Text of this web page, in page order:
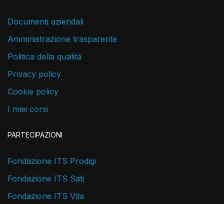
Documenti aziendali
Amministrazione trasparente
Politica della qualità
Privacy policy
Cookie policy
I miei corsi
PARTECIPAZIONI
Fondazione ITS Prodigi
Fondazione ITS Sati
Fondazione ITS Vita